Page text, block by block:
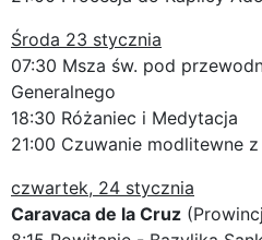
Środa 23 stycznia
07:30 Msza św. pod
Generalnego
18:30 Różaniec i Medytacja
21:00 Czuwanie modlitewne z
czwartek, 24 stycznia
Caravaca de la Cruz